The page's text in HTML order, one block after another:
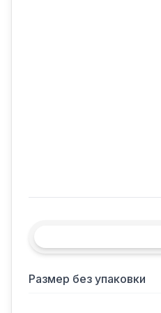
Размер без упаковки